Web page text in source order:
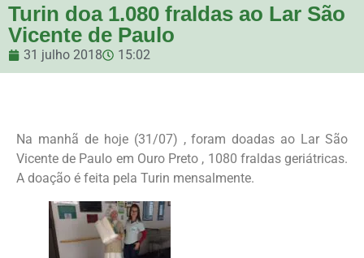
Turin doa 1.080 fraldas ao Lar São
Vicente de Paulo
31 julho 2018 15:02
Na manhã de hoje (31/07) , foram doadas ao Lar São
Vicente de Paulo em Ouro Preto , 1080 fraldas geriátricas.
A doação é feita pela Turin mensalmente.